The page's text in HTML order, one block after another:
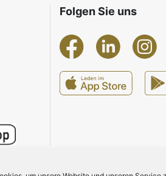
Folgen Sie uns